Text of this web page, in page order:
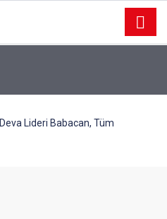
Deva Lideri Babacan, Tüm